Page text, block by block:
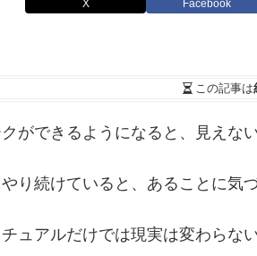
X Facebook
この記事は
ができるようになると、見えな
り続けていると、あることに気
ュアルだけでは現実は変わらな